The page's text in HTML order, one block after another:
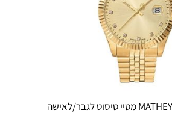
שעון MATHEY TISSOT מטיי טיסוט לגבר/לאישה